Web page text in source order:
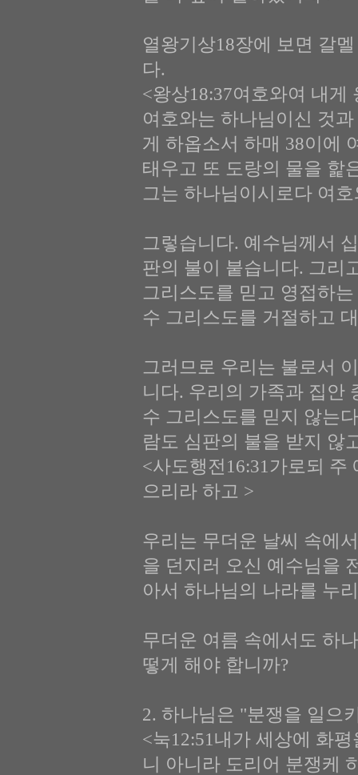
열왕기상18장에 보면 갈
다.
<왕상18:37여호와여 내
여호와는 하나님이신 것
게 하옵소서 하매 38이에
태우고 또 도랑의 물을 핥
그는 하나님이시로다 여
그렇습니다. 예수님께서
판의 불이 붙습니다. 그리
그리스도를 믿고 영접하
수 그리스도를 거절하고
그러므로 우리는 불로서
니다. 우리의 가족과 집안
수 그리스도를 믿지 않는
람도 심판의 불을 받지 않
<사도행전16:31가로되 주
으리라 하고 >
우리는 무더운 날씨 속에
을 던지러 오신 예수님을
아서 하나님의 나라를 누
무더운 여름 속에서도 하
떻게 해야 합니까?
2. 하나님은 "분쟁을 일으
<눅12:51내가 세상에 화
니 아니라 도리어 분쟁케